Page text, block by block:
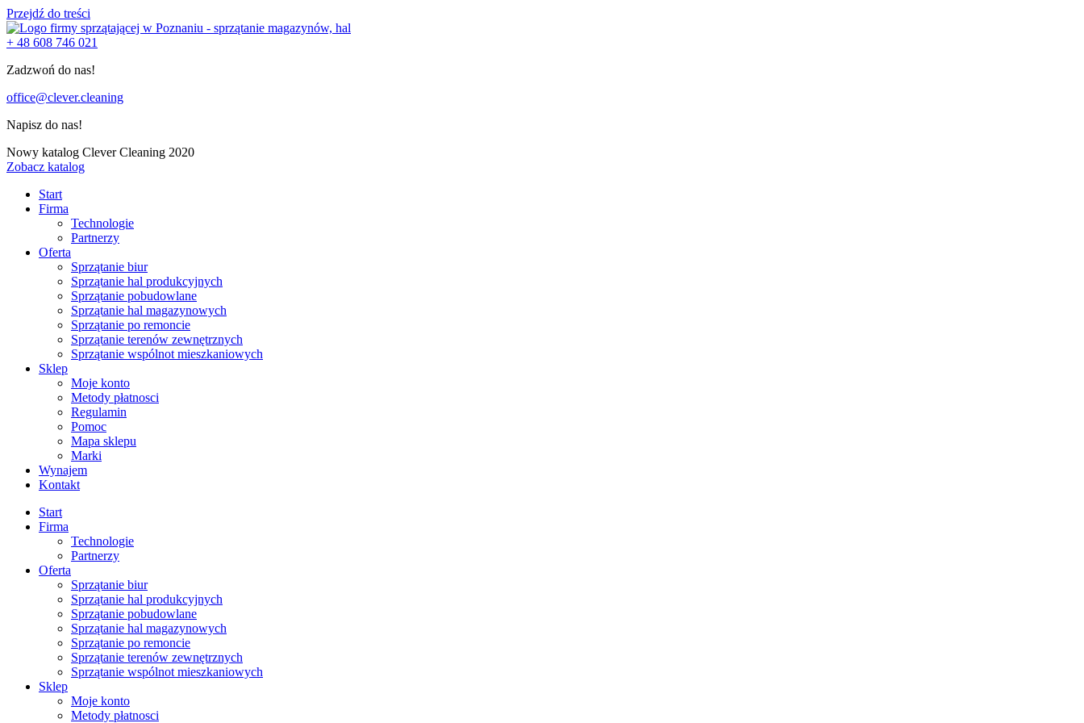
Przejdź do treści
+ 48 608 746 021
Zadzwoń do nas!
office@clever.cleaning
Napisz do nas!
Nowy katalog Clever Cleaning 2020
Zobacz katalog
Start
Firma
Technologie
Partnerzy
Oferta
Sprzątanie biur
Sprzątanie hal produkcyjnych
Sprzątanie pobudowlane
Sprzątanie hal magazynowych
Sprzątanie po remoncie
Sprzątanie terenów zewnętrznych
Sprzątanie wspólnot mieszkaniowych
Sklep
Moje konto
Metody płatnosci
Regulamin
Pomoc
Mapa sklepu
Marki
Wynajem
Kontakt
Start
Firma
Technologie
Partnerzy
Oferta
Sprzątanie biur
Sprzątanie hal produkcyjnych
Sprzątanie pobudowlane
Sprzątanie hal magazynowych
Sprzątanie po remoncie
Sprzątanie terenów zewnętrznych
Sprzątanie wspólnot mieszkaniowych
Sklep
Moje konto
Metody płatnosci